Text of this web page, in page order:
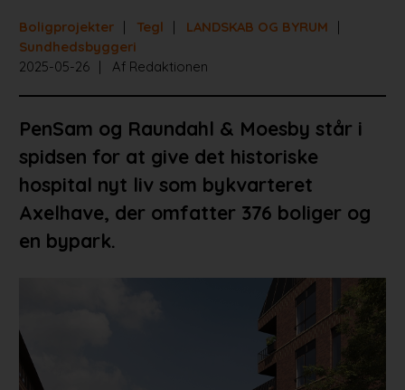
Boligprojekter Tegl
LANDSKAB OG BYRUM
Sundhedsbyggeri
2025-05-26
Af Redaktionen
PenSam og Raundahl & Moesby står i
spidsen for at give det historiske
hospital nyt liv som bykvarteret
Axelhave, der omfatter 376 boliger og
en bypark.